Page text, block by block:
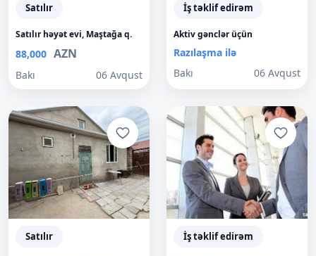
Satılır
Satılır həyət evi, Maştağa q.
88,000 AZN
Bakı 06 Avqust
İş təklif edirəm
Aktiv gənclər üçün
Razılaşma ilə
Bakı
06 Avqust
Satılır İş təklif edirəm